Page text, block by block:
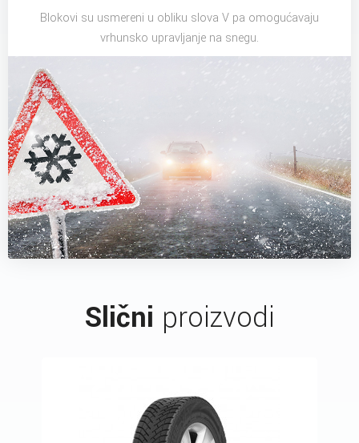
Blokovi su usmereni u obliku slova V pa omogućavaju
vrhunsko upravljanje na snegu.
Slični proizvodi